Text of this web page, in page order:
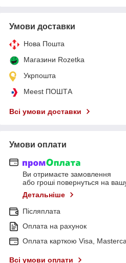
Умови доставки
Нова Пошта
Магазини Rozetka
Укрпошта
Meest ПОШТА
Всі умови доставки
Умови оплати
Ви отримаєте замовлення
або гроші повернуться на
Детальніше
Післяплата
Оплата на рахунок
Оплата карткою Visa,
Всі умови оплати